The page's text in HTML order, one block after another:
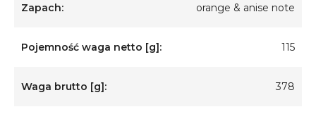
Zapach: orange & anise note
Pojemność waga netto [g]: 115
Waga brutto [g]: 378